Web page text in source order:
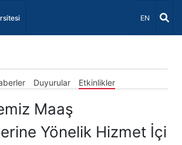
Dil Seçiniz
EN
Duyurular Etkinlikler
Maaş
Yönelik Hizmet İçi